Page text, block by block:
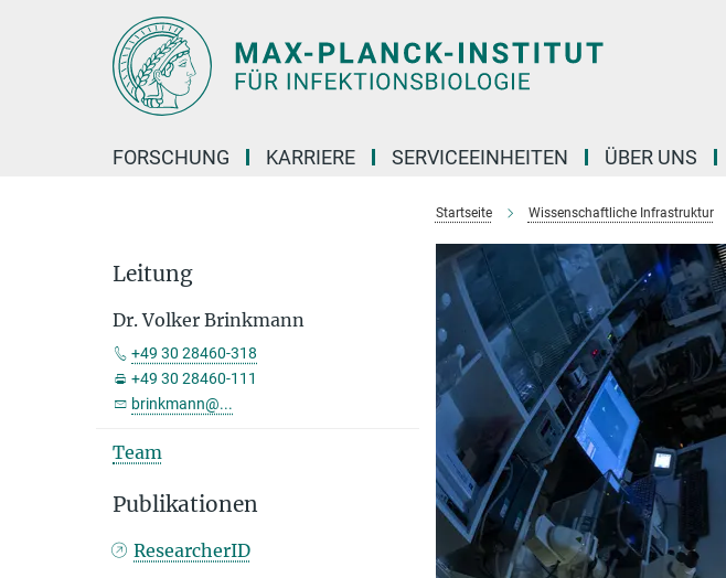
FORSCHUNG KARRIERE SERVICEEINHEITEN ÜBER UNS
Startseite Wissenschaftliche Infrastruktur
Leitung
Dr. Volker Brinkmann
+49 30 28460-318
+49 30 28460-111
brinkmann@...
Team
Publikationen
ResearcherID